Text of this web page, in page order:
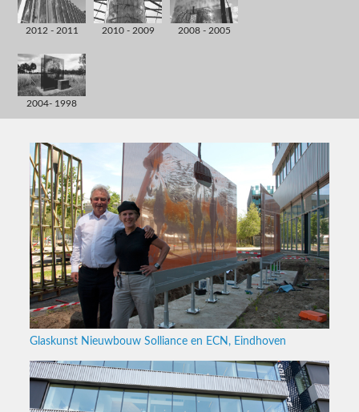
2012 - 2011 2010 - 2009 2008 - 2005
2004- 1998
Glaskunst Nieuwbouw Solliance en ECN, Eindhoven